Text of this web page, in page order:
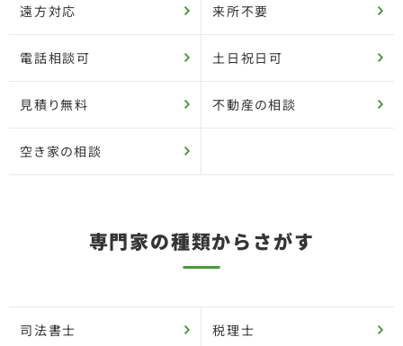
遠方対応 来所不要
電話相談可 土日祝日可
見積り無料 不動産の相談
空き家の相談
専門家の種類からさがす
司法書士 税理士